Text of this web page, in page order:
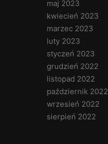
maj 2023
kwiecień 2023
marzec 2023
luty 2023
styczeń 2023
grudzień 2022
listopad 2022
październik 2022
wrzesień 2022
sierpień 2022